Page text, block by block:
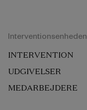
Interventionsenheden
INTERVENTION
UDGIVELSER
MEDARBEJDERE